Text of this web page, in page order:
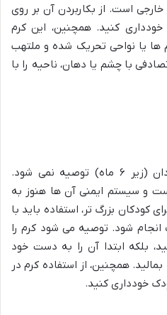
است. از بکاربردن آن بر روی
کنید. همچنین، این کرم
ها یا نواحی تحریک شده و ملتهب
با چشم یا دهان، ناحیه را با
مصرف کرم ریپل گل برای نوزادان (زیر ۶ ماه) توصیه نمی شود.
و سیستم ایمنی آن ها هنوز به
کودکان بزرگ تر، استفاده باید با
شود. توصیه می شود کرم را
بلکه ابتدا آن را به دست خود
همچنین، از استفاده کرم در
خودداری کنید.